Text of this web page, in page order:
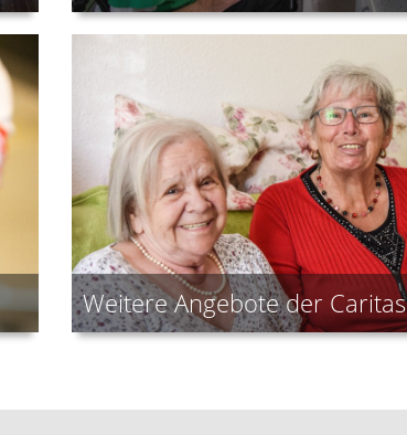
Weitere Angebote der Caritas